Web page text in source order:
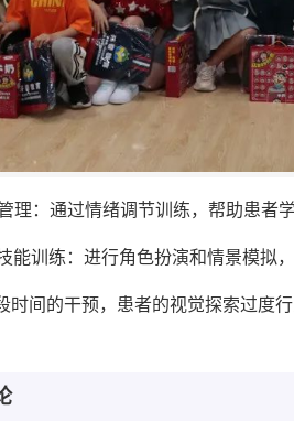
理：通过情绪调节训练，帮助患者
能训练：进行角色扮演和情景模拟
时间的干预，患者的视觉探索过度